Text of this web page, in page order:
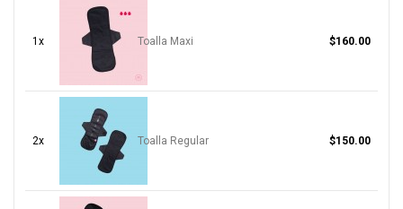
1x Toalla Maxi $160.00
2x Toalla Regular $150.00